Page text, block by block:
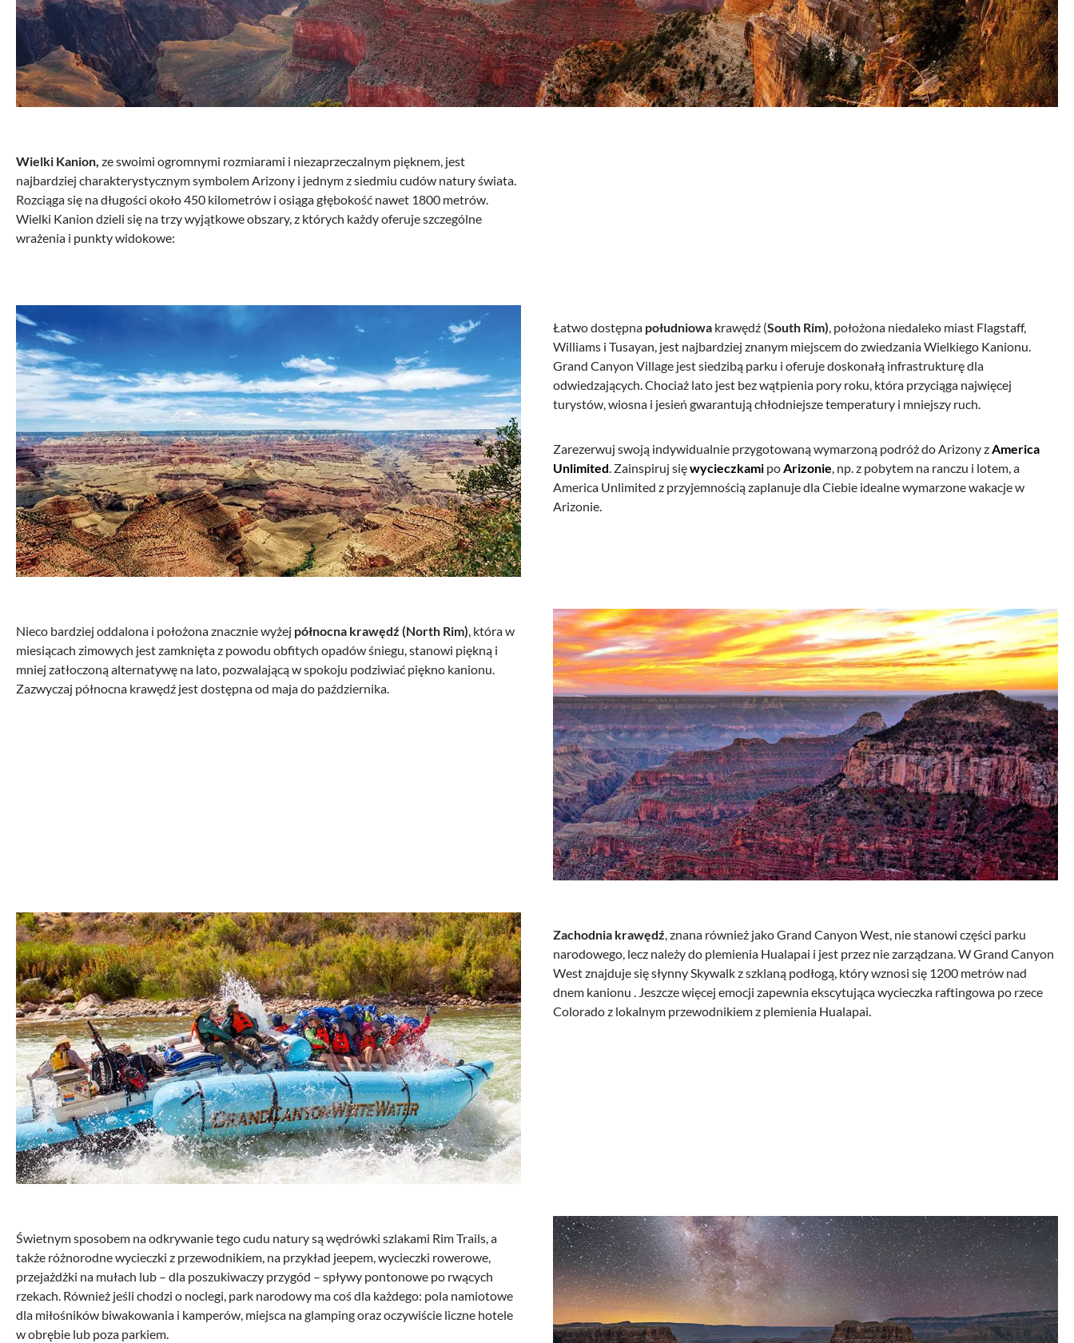
Wielki Kanion, ze swoimi ogromnymi rozmiarami i niezaprzeczalnym pięknem, jest
najbardziej charakterystycznym symbolem Arizony i jednym z siedmiu cudów natury świata.
Rozciąga się na długości około 450 kilometrów i osiąga głębokość nawet 1800 metrów.
Wielki Kanion dzieli się na trzy wyjątkowe obszary, z których każdy oferuje szczególne
wrażenia i punkty widokowe:
Łatwo dostępna południowa krawędź (South Rim), położona niedaleko miast Flagstaff,
Williams i Tusayan, jest najbardziej znanym miejscem do zwiedzania Wielkiego Kanionu.
Grand Canyon Village jest siedzibą parku i oferuje doskonałą infrastrukturę dla
odwiedzających. Chociaż lato jest bez wątpienia pory roku, która przyciąga najwięcej
turystów, wiosna i jesień gwarantują chłodniejsze temperatury i mniejszy ruch.
Zarezerwuj swoją indywidualnie przygotowaną wymarzoną podróż do Arizony zAmerica
Unlimited. Zainspiruj sięwycieczkami poArizonie, np. z pobytem na ranczu i lotem, a
America Unlimited z przyjemnością zaplanuje dla Ciebie idealne wymarzone wakacje w
Arizonie.
Nieco bardziej oddalona i położona znacznie wyżej północna krawędź (North Rim), która w
miesiącach zimowych jest zamknięta z powodu obfitych opadów śniegu, stanowi piękną i
mniej zatłoczoną alternatywę na lato, pozwalającą w spokoju podziwiać piękno kanionu.
Zazwyczaj północna krawędź jest dostępna od maja do października.
Zachodnia krawędź, znana również jako Grand Canyon West, nie stanowi części parku
narodowego, lecz należy do plemienia Hualapai i jest przez nie zarządzana. W Grand Canyon
West znajduje się słynny Skywalk z szklaną podłogą, który wznosi się 1200 metrów nad
dnem kanionu . Jeszcze więcej emocji zapewnia ekscytująca wycieczka raftingowa po rzece
Colorado z lokalnym przewodnikiem z plemienia Hualapai.
Świetnym sposobem na odkrywanie tego cudu natury są wędrówki szlakami Rim Trails, a
także różnorodne wycieczki z przewodnikiem, na przykład jeepem, wycieczki rowerowe,
przejażdżki na mułach lub – dla poszukiwaczy przygód – spływy pontonowe po rwących
rzekach. Również jeśli chodzi o noclegi, park narodowy ma coś dla każdego: pola namiotowe
dla miłośników biwakowania i kamperów, miejsca na glamping oraz oczywiście liczne hotele
w obrębie lub poza parkiem.